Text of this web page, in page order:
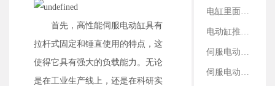
首先，高性能伺服电动缸具有
拉杆式固定和锤直使用的特点，这
使得它具有强大的负载能力。无论
是在工业生产线上，还是在科研实
应用案例
电缸里面的丝杠是如何固定的？
电动缸推拉转换间隙是什么？如何有效控制
伺服电动缸重复定位精度靠什么支撑？
伺服电动缸选用减速机直齿和斜齿的区别